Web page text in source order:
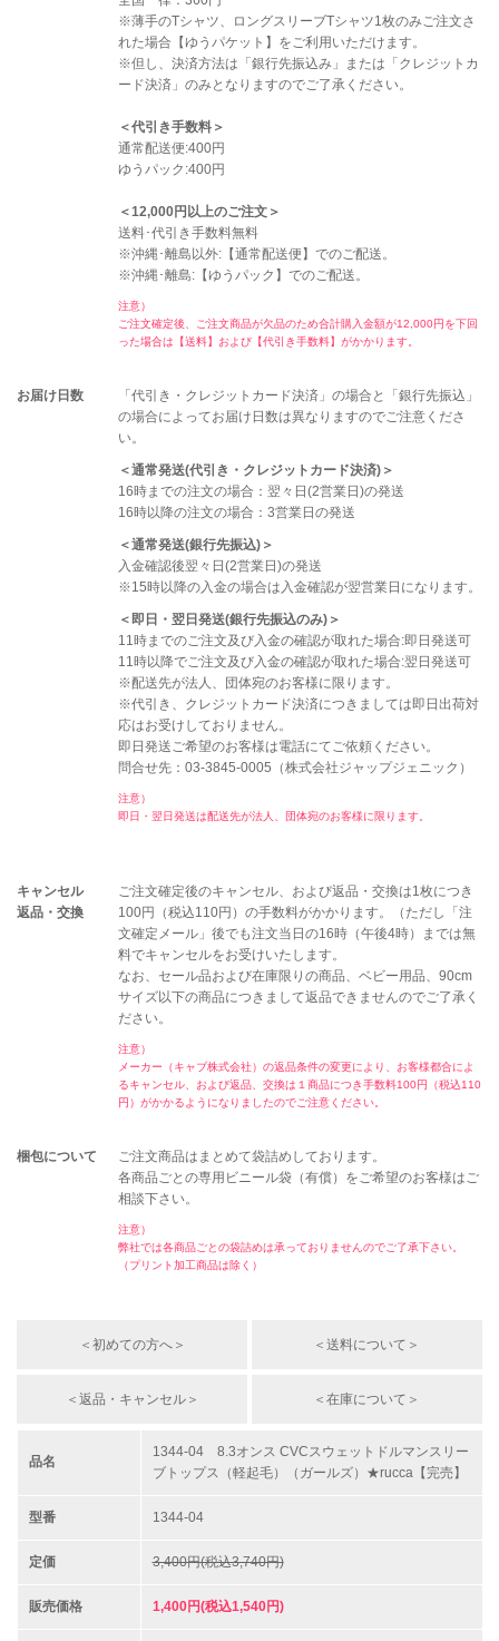
※薄手のTシャツ、ロングスリーブTシャツ1枚のみご注文さ
れた場合【ゆうパケット】をご利用いただけます。
※但し、決済方法は「銀行先振込み」または「クレジットカ
ード決済」のみとなりますのでご了承ください。
＜代引き手数料＞
通常配送便:400円
ゆうパック:400円
＜12,000円以上のご注文＞
送料･代引き手数料無料
※沖縄･離島以外:【通常配送便】でのご配送。
※沖縄･離島:【ゆうパック】でのご配送。
注意）
ご注文確定後、ご注文商品が欠品のため合計購入金額が12,000円を下回
った場合は【送料】および【代引き手数料】がかかります。
お届け日数
「代引き・クレジットカード決済」の場合と「銀行先振込」
の場合によってお届け日数は異なりますのでご注意くださ
い。
＜通常発送(代引き・クレジットカード決済)＞
16時までの注文の場合：翌々日(2営業日)の発送
16時以降の注文の場合：3営業日の発送
＜通常発送(銀行先振込)＞
入金確認後翌々日(2営業日)の発送
※15時以降の入金の場合は入金確認が翌営業日になります。
＜即日・翌日発送(銀行先振込のみ)＞
11時までのご注文及び入金の確認が取れた場合:即日発送可
11時以降でご注文及び入金の確認が取れた場合:翌日発送可
※配送先が法人、団体宛のお客様に限ります。
※代引き、クレジットカード決済につきましては即日出荷対
応はお受けしておりません。
即日発送ご希望のお客様は電話にてご依頼ください。
問合せ先：03-3845-0005（株式会社ジャップジェニック）
注意）
即日・翌日発送は配送先が法人、団体宛のお客様に限ります。
キャンセル
返品・交換
ご注文確定後のキャンセル、および返品・交換は1枚につき
100円（税込110円）の手数料がかかります。（ただし「注
文確定メール」後でも注文当日の16時（午後4時）までは無
料でキャンセルをお受けいたします。
なお、セール品および在庫限りの商品、ベビー用品、90cm
サイズ以下の商品につきまして返品できませんのでご了承く
ださい。
注意）
メーカー（キャブ株式会社）の返品条件の変更により、お客様都合によ
るキャンセル、および返品、交換は１商品につき手数料100円（税込110
円）がかかるようになりましたのでご注意ください。
梱包について
ご注文商品はまとめて袋詰めしております。
各商品ごとの専用ビニール袋（有償）をご希望のお客様はご
相談下さい。
注意）
弊社では各商品ごとの袋詰めは承っておりませんのでご了承下さい。
（プリント加工商品は除く）
＜初めての方へ＞ ＜送料について＞
＜返品・キャンセル＞ ＜在庫について＞
品名
1344-04 8.3オンス CVCスウェットドルマンスリー
ブトップス（軽起毛）（ガールズ）★rucca【完売】
型番 1344-04
定価 3,400円(税込3,740円)
販売価格 1,400円(税込1,540円)